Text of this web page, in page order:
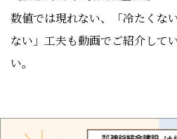
数値では現れない、「冷たくな
ない」工夫も動画でご紹介して
い。